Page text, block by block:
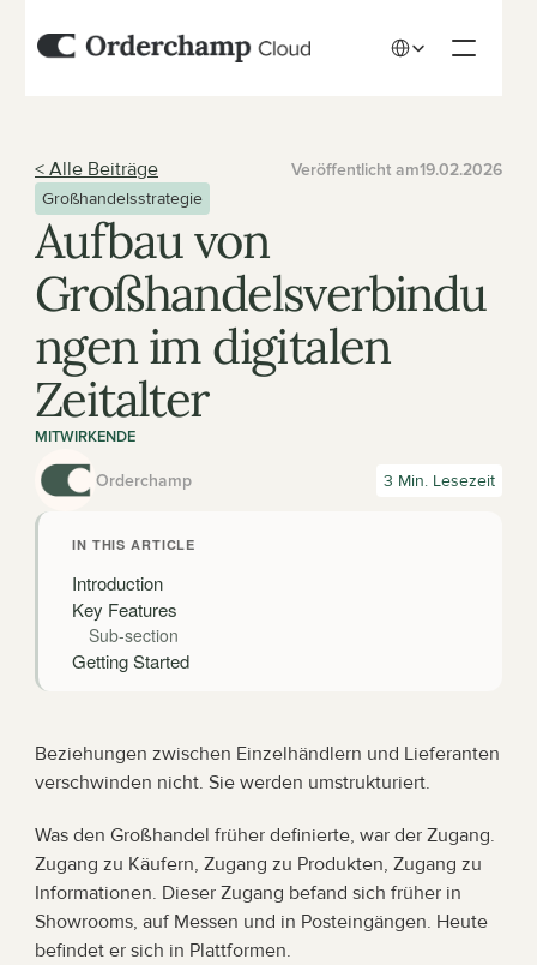
< Alle Beiträge Veröffentlicht am19.02.2026
Großhandelsstrategie
Aufbau von
Großhandelsverbindu
ngen im digitalen
Zeitalter
MITWIRKENDE
Orderchamp 3 Min. Lesezeit
IN THIS ARTICLE
Introduction
Key Features
Sub-section
Getting Started
Beziehungen zwischen Einzelhändlern und Lieferanten
verschwinden nicht. Sie werden umstrukturiert.
Was den Großhandel früher definierte, war der Zugang.
Zugang zu Käufern, Zugang zu Produkten, Zugang zu
Informationen. Dieser Zugang befand sich früher in
Showrooms, auf Messen und in Posteingängen. Heute
befindet er sich in Plattformen.